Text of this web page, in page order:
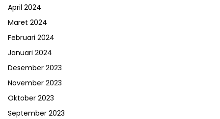
April 2024
Maret 2024
Februari 2024
Januari 2024
Desember 2023
November 2023
Oktober 2023
September 2023